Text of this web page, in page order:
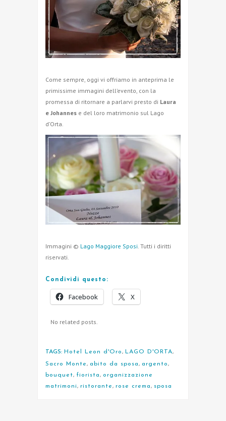
Come sempre, oggi vi offriamo in anteprima le
primissime immagini dell’evento, con la
promessa di ritornare a parlarvi presto di Laura
e Johannes e del loro matrimonio sul Lago
d’Orta.
Immagini © Lago Maggiore Sposi. Tutti i diritti
riservati.
Condividi questo:
Facebook X
No related posts.
TAGS: Hotel Leon d'Oro, LAGO D'ORTA,
Sacro Monte, abito da sposa, argento,
bouquet, fiorista, organizzazione
matrimoni, ristorante, rose crema, sposa